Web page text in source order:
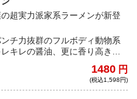
超実力派家系ラーメンが新登
チ力抜群のフルボディ動物系
キレの醤油、更に香り高き鶏
が具材豊富な特製で登場！1480 円
(税込1,598円)